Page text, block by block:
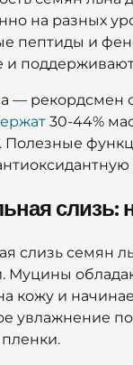
на разных
пептиды и
и
— рекордсмен
30-44%
Полезные
слизь семян
Муцины
кожу и
увлажнение